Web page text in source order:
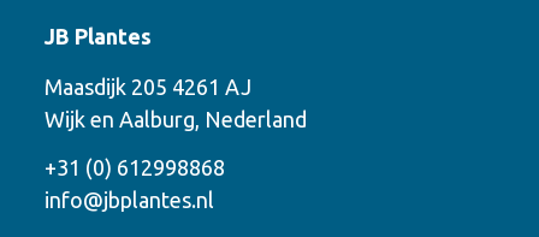
options suivantes
JB Plantes
Maasdijk 205 4261 AJ
Wijk en Aalburg, Nederland
+31 (0) 612998868
info@jbplantes.nl